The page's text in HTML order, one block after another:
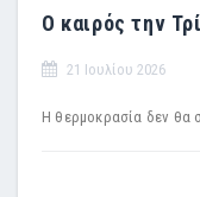
Ο καιρός την
21 Ιουλίου 2026
Η θερμοκρασία δεν θα